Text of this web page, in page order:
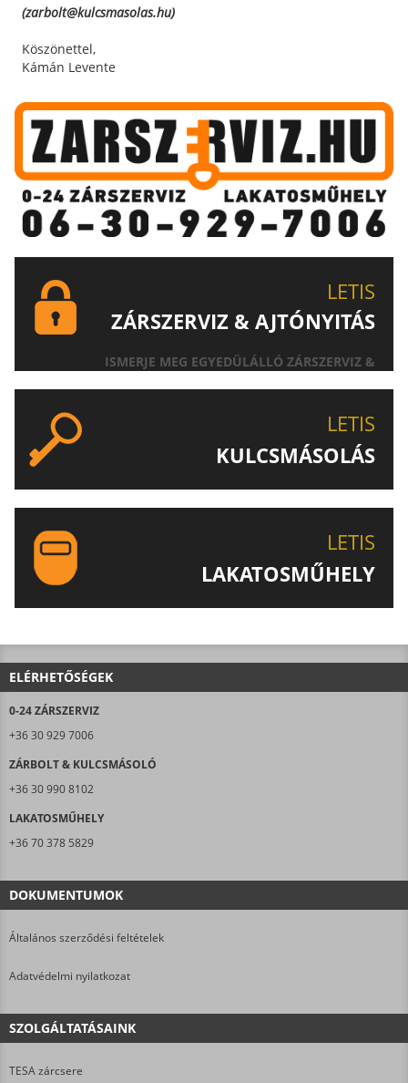
(zarbolt@kulcsmasolas.hu)
Köszönettel,
Kámán Levente
LETIS
ZÁRSZERVIZ & AJTÓNYITÁS
ISMERJE MEG EGYEDÜLÁLLÓ ZÁRSZERVIZ &
LETIS
KULCSMÁSOLÁS
LETIS
LAKATOSMŰHELY
ELÉRHETŐSÉGEK
0-24 ZÁRSZERVIZ
+36 30 929 7006
ZÁRBOLT & KULCSMÁSOLÓ
+36 30 990 8102
LAKATOSMŰHELY
+36 70 378 5829
DOKUMENTUMOK
Általános szerződési feltételek
Adatvédelmi nyilatkozat
SZOLGÁLTATÁSAINK
TESA zárcsere